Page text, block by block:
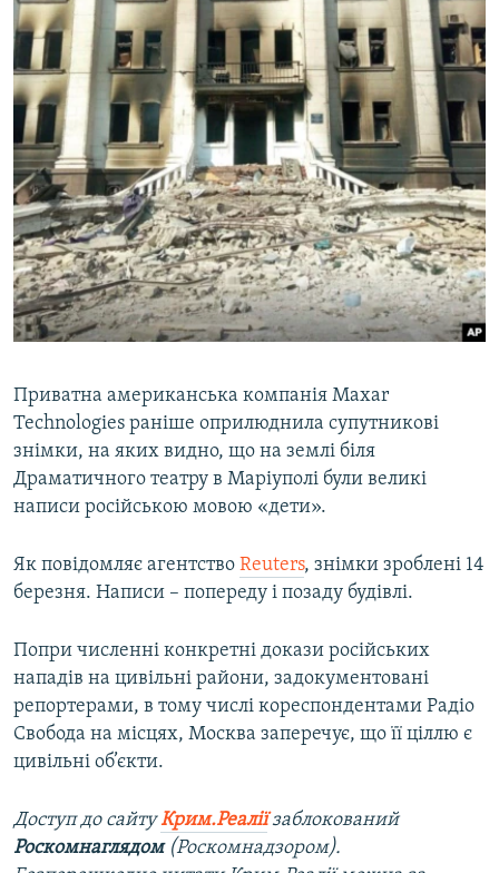
Приватна американська компанія Maxar
Technologies раніше оприлюднила супутникові
знімки, на яких видно, що на землі біля
Драматичного театру в Маріуполі були великі
написи російською мовою «дети».
Як повідомляє агентство Reuters, знімки зроблені 14
березня. Написи – попереду і позаду будівлі.
Попри численні конкретні докази російських
нападів на цивільні райони, задокументовані
репортерами, в тому числі кореспондентами Радіо
Свобода на місцях, Москва заперечує, що її ціллю є
цивільні об’єкти.
Доступ до сайтуКрим.Реаліїзаблокований
Роскомнаглядом (Роскомнадзором).